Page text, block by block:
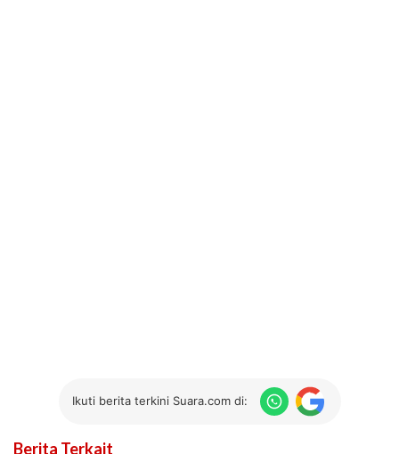
Ikuti berita terkini Suara.com di:
Berita Terkait